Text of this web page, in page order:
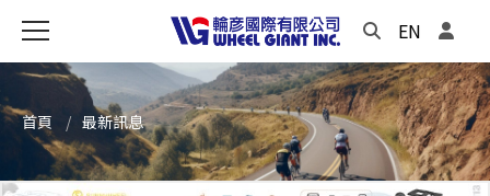
EN
首頁 最新訊息